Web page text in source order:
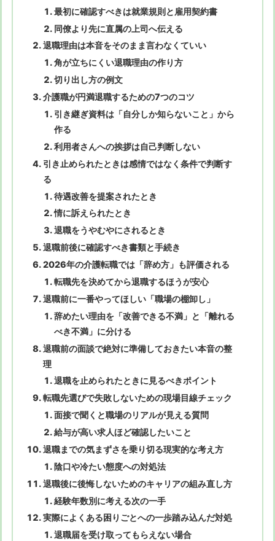
最初に確認すべきは就業規則と雇用契約書
同僚より先に直属の上司へ伝える
退職理由は本音をそのまま言わなくていい
角が立ちにくい退職理由の作り方
切り出し方の例文
介護職が円満退職するための7つのコツ
引き継ぎ資料は「自分しか知らないこと」から
作る
利用者さんへの挨拶は自己判断しない
引き止められたときは感情ではなく条件で判断す
る
待遇改善を提案されたとき
情に訴えられたとき
退職をうやむやにされるとき
退職前後に確認すべき書類と手続き
2026年の介護転職では「辞め方」も評価される
転職先を決めてから退職するほうが安心
退職前に一番やってほしい「職場の棚卸し」
辞めたい理由を「改善できる不満」と「離れる
べき不満」に分ける
退職前の面談で絶対に準備しておきたい本音の整
理
退職を止められたときに見るべきポイント
転職先選びで失敗しないための現場目線チェック
面接で聞くと職場のリアルが見える質問
給与が高い求人ほど確認したいこと
退職までの気まずさを乗り切る現実的な考え方
陰口や冷たい態度への対処法
退職後に後悔しないためのキャリアの組み直し方
経験年数別に考える次の一手
実際によくある困りごとへの一歩踏み込んだ対処
退職届を受け取ってもらえない場合